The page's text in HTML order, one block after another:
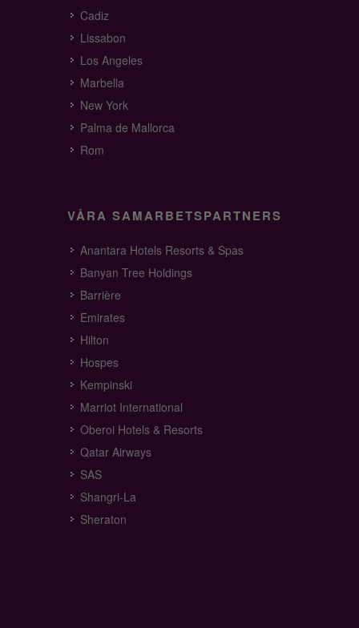
Cadiz
Lissabon
Los Angeles
Marbella
New York
Palma de Mallorca
Rom
VÅRA SAMARBETSPARTNERS
Anantara Hotels Resorts & Spas
Banyan Tree Holdings
Barrière
Emirates
Hilton
Hospes
Kempinski
Marriot International
Oberoi Hotels & Resorts
Qatar Airways
SAS
Shangri-La
Sheraton